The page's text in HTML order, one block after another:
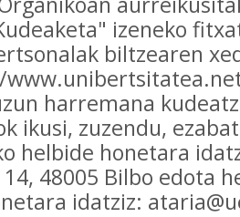
izeneko
biltzearen
harremana
ikusi, zuzendu,
helbide honetara
48005 Bilbo edota
idatziz: